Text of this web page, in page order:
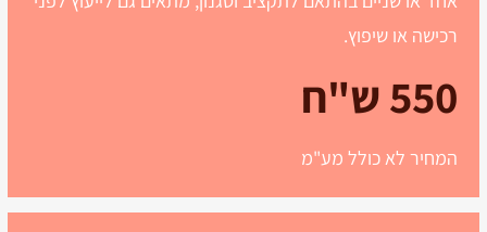
רכישה או שיפוץ.
550 ש"ח
המחיר לא כולל מע"מ